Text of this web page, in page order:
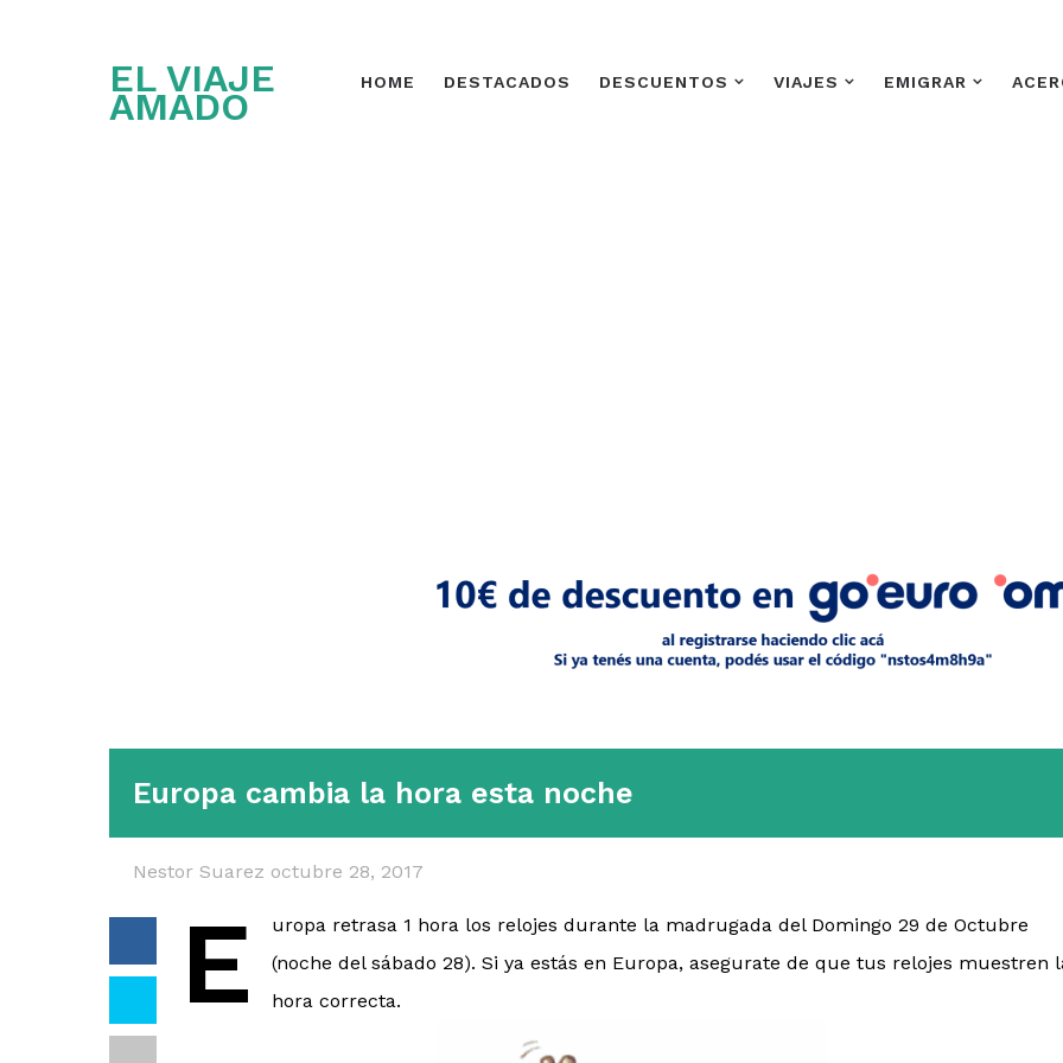
EL VIAJE
AMADO
HOME DESTACADOS DESCUENTOS VIAJES EMIGRAR
Europa cambia la hora esta noche
Nestor Suarez octubre 28, 2017
E
uropa retrasa 1 hora los relojes durante la madrugada del Domingo 29 de Octubre
(noche del sábado 28). Si ya estás en Europa, asegurate de que tus relojes muestren
hora correcta.